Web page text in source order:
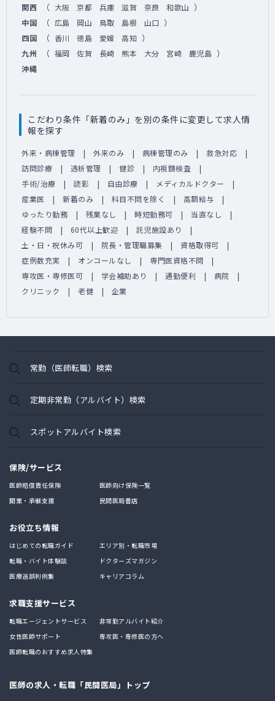
関西 （ 大阪 京都 兵庫 滋賀 奈良 和歌山 ）
中国 （ 広島 岡山 鳥取 島根 山口 ）
四国 （ 香川 徳島 愛媛 高知 ）
九州 （ 福岡 佐賀 長崎 熊本 大分 宮崎 鹿児島 ）
沖縄
こだわり条件「新着のみ」を別の条件に変更して求人情
報を探す
外来・病棟管理 外来のみ 病棟管理のみ
救急対応
訪問診療
透析管理 健診
内視鏡検査
手術/治療
読影 自由診療
メディカルドクター
産業医
新着のみ 科目不問を除く
高額給与
ゆったり勤務
残業なし 時短勤務可
当直なし
経験不問
60代以上歓迎
託児施設あり
土・日・祝休み可
院長・管理職募集
資格取得可
症例数充実
オンコールなし
専門医資格不問
専攻医・専修医可
学会補助あり 通勤便利
病院
クリニック
老健 企業
常勤（医師転職）検索
定期非常勤（アルバイト）検索
スポットアルバイト検索
保険/サービス
医師賠償責任保険
医師向け保険一覧
開業・承継支援
民間医局書店
お役立ち情報
はじめての転職ガイド
エリア別・転職市場
転職・バイト体験談
ドクターズマガジン
医療過誤判例集
キャリアコラム
求職支援サービス
転職エージェントサービス
非常勤アルバイト紹介
女性医師サポート
専攻医・専修医の方へ
医師転職のおすすめ求人特集
医師の求人・転職「民間医局」トップ